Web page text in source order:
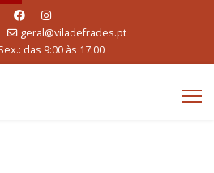
geral@viladefrades.pt
das 9:00 às 17:00